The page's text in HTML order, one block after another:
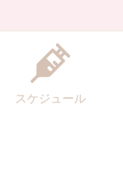
スケジュール